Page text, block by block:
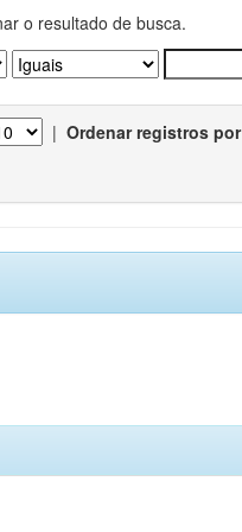
o resultado de busca.
| Ordenar registros por